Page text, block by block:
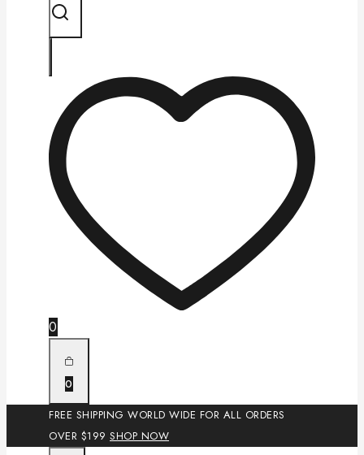
0
0
FREE SHIPPING WORLD WIDE FOR ALL ORDERS
OVER $199 SHOP NOW